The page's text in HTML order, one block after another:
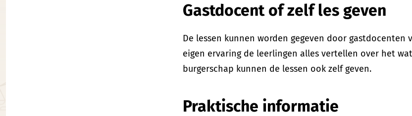
Gastdocent of zelf les geven
De lessen kunnen worden gegeven door
eigen ervaring de leerlingen alles vertellen over het
burgerschap kunnen de lessen ook zelf geven.
Praktische informatie